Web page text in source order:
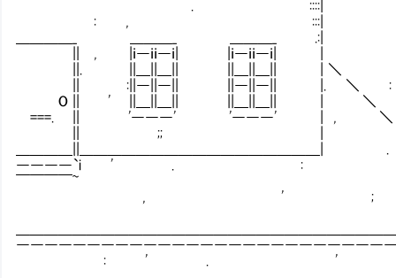
. ::::|
: , :::|
＿＿＿＿_ ＿＿＿_ ＿＿＿_ .:|
|| , |ｉ―ｉｉ―ｉ| |ｉ―ｉｉ―ｉ| |
||. ||＿||＿|| ||＿||＿|| | ＼
|| :||―||―|| ||―||―|| |. ＼
O || ' ||＿||＿|| ||＿||＿|| | ＼
===. || '―――' '―――' | , ＼
|| ;; | ＼
――――`i ' . :
￣￣￣￣~
, ' ;
: ' . '